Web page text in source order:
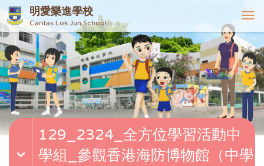
明愛樂進學校
Caritas Lok Jun School
T
o
g
g
l
e
n
v
g
a
129_2324_全方位學習活動中
學組_參觀香港海防博物館（中學